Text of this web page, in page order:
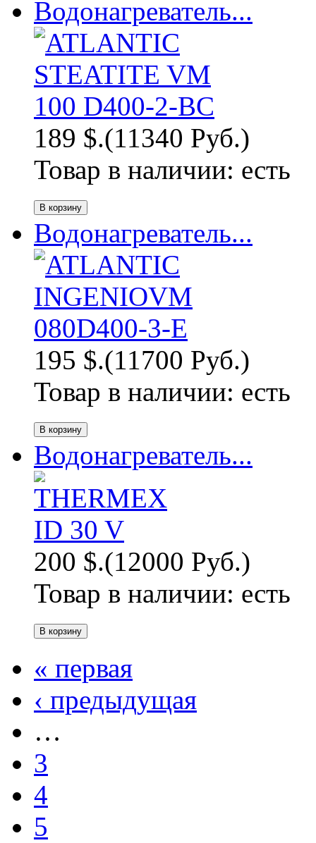
Водонагреватель...
189 $.(11340 Руб.)
Товар в наличии: есть
Водонагреватель...
195 $.(11700 Руб.)
Товар в наличии: есть
Водонагреватель...
200 $.(12000 Руб.)
Товар в наличии: есть
« первая
‹ предыдущая
…
3
4
5